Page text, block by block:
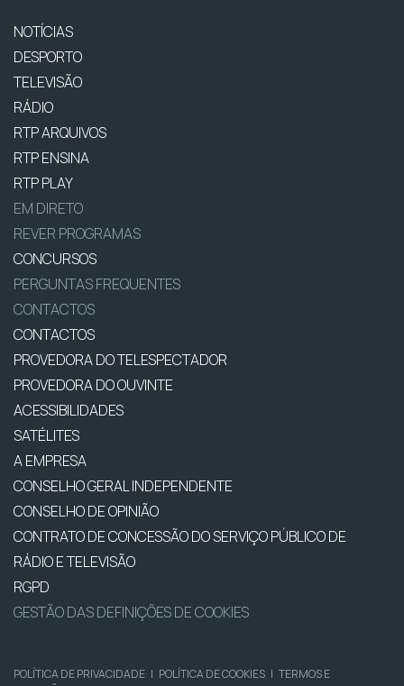
NOTÍCIAS
DESPORTO
TELEVISÃO
RÁDIO
RTP ARQUIVOS
RTP ENSINA
RTP PLAY
EM DIRETO
REVER PROGRAMAS
CONCURSOS
PERGUNTAS FREQUENTES
CONTACTOS
CONTACTOS
PROVEDORA DO TELESPECTADOR
PROVEDORA DO OUVINTE
ACESSIBILIDADES
SATÉLITES
A EMPRESA
CONSELHO GERAL INDEPENDENTE
CONSELHO DE OPINIÃO
CONTRATO DE CONCESSÃO DO SERVIÇO PÚBLICO DE
RÁDIO E TELEVISÃO
RGPD
GESTÃO DAS DEFINIÇÕES DE COOKIES
POLÍTICA DE PRIVACIDADE | POLÍTICA DE COOKIES | TERMOS E